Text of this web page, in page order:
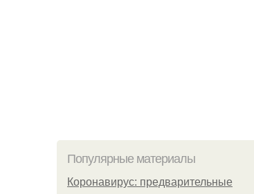
Популярные материалы
Коронавирус: предварительные